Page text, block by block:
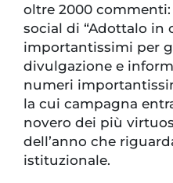
oltre 2000
social di “Adottalo in
importantissimi per
divulgazione e
numeri
la cui campagna
novero dei più
dell’anno che
istituzionale.